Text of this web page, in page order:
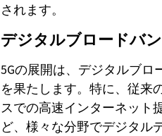
されます。
デジタルブロードバ
5Gの展開は、デジタルブ
を果たします。特に、従来
スでの高速インターネット
ど、様々な分野でデジタル